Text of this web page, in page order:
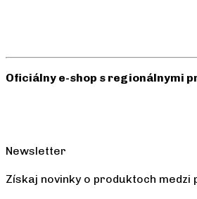
Oficiálny e-shop s regionálnymi
Newsletter
Získaj novinky o produktoch medzi